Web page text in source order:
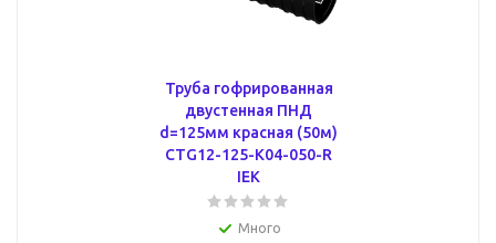
Труба гофрированная
двустенная ПНД
d=125мм красная (50м)
CTG12-125-K04-050-R
IEK
Много